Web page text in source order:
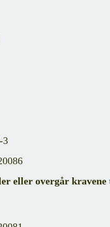
3
eller overgår